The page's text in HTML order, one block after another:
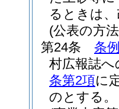
るときは
(公表の方
第24条
条
村広報誌へ
条第2項に
のとする。